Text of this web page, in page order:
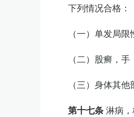
下列情况合格：
（一）单发局
（二）股癣，
（三）身体其
第十七条淋病